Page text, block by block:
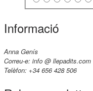
Informació
Anna Genís
Correu-e: info @ llepadits.com
Telèfon: +34 656 428 506